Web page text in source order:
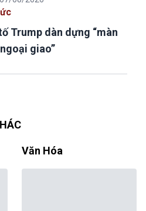
Trump dàn dựng “màn
giao”
Văn Hóa